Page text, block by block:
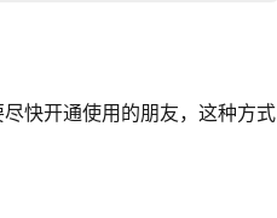
快开通使用的朋友，这种方式